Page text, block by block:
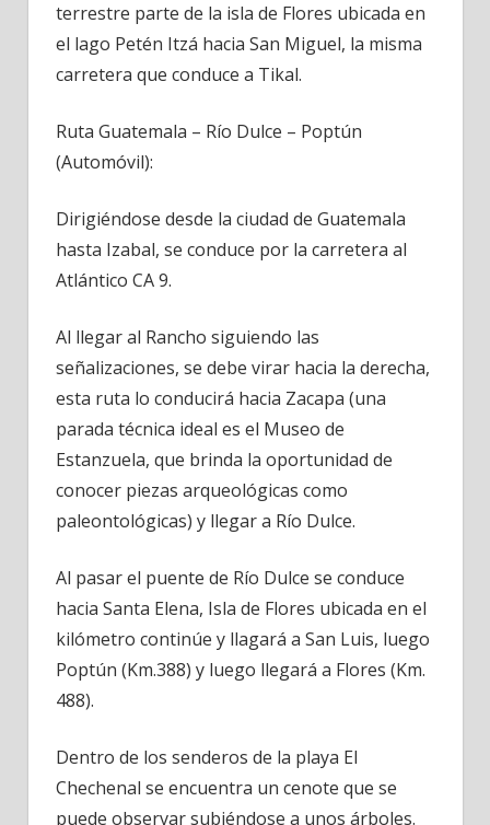
terrestre parte de la isla de Flores ubicada en
el lago Petén Itzá hacia San Miguel, la misma
carretera que conduce a Tikal.
Ruta Guatemala – Río Dulce – Poptún
(Automóvil):
Dirigiéndose desde la ciudad de Guatemala
hasta Izabal, se conduce por la carretera al
Atlántico CA 9.
Al llegar al Rancho siguiendo las
señalizaciones, se debe virar hacia la derecha,
esta ruta lo conducirá hacia Zacapa (una
parada técnica ideal es el Museo de
Estanzuela, que brinda la oportunidad de
conocer piezas arqueológicas como
paleontológicas) y llegar a Río Dulce.
Al pasar el puente de Río Dulce se conduce
hacia Santa Elena, Isla de Flores ubicada en el
kilómetro continúe y llagará a San Luis, luego
Poptún (Km.388) y luego llegará a Flores (Km.
488).
Dentro de los senderos de la playa El
Chechenal se encuentra un cenote que se
puede observar subiéndose a unos árboles.